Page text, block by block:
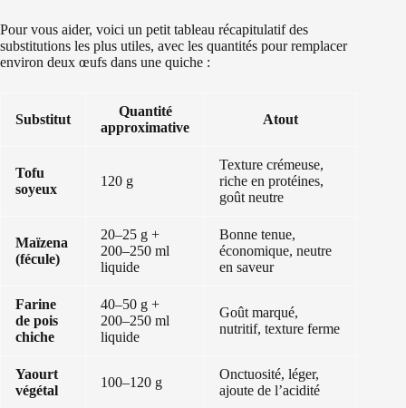
Pour vous aider, voici un petit tableau récapitulatif des
substitutions les plus utiles, avec les quantités pour remplacer
environ deux œufs dans une quiche :
Substitut
Quantité
approximative
Atout
Tofu
soyeux
120 g
Texture crémeuse,
riche en protéines,
goût neutre
Maïzena
(fécule)
20–25 g +
200–250 ml
liquide
Bonne tenue,
économique, neutre
en saveur
Farine
de pois
chiche
40–50 g +
200–250 ml
liquide
Goût marqué,
nutritif, texture ferme
Yaourt
végétal
100–120 g
Onctuosité, léger,
ajoute de l’acidité